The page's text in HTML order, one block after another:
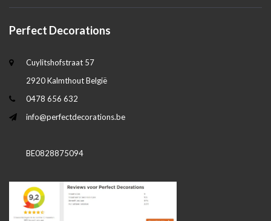
Perfect Decorations
Cuylitshofstraat 57
2920 Kalmthout België
0478 656 632
info@perfectdecorations.be
BE0828875094